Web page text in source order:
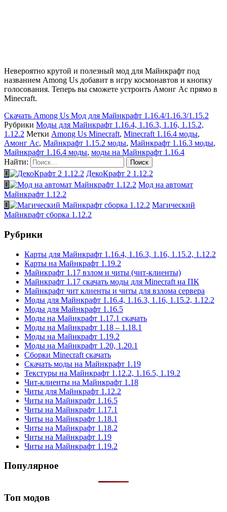
Невероятно крутой и полезный мод для Майнкрафт под
названием Among Us добавит в игру космонавтов и кнопку
голосования. Теперь вы сможете устроить Амонг Ас прямо в
Minecraft.
Скачать Among Us Мод для Майнкрафт 1.16.4/1.16.3/1.15.2
Рубрики Моды для Майнкрафт 1.16.4, 1.16.3, 1.16, 1.15.2,
1.12.2 Метки Among Us Minecraft, Minecraft 1.16.4 моды,
Амонг Ас, Майнкрафт 1.15.2 моды, Майнкрафт 1.16.3 моды,
Майнкрафт 1.16.4 моды, моды на Майнкрафт 1.16.4
Найти:
ДекоКрафт 2 1.12.2
Мод на автомат
Майнкрафт 1.12.2
Магический
Майнкрафт сборка 1.12.2
Рубрики
Карты для Майнкрафт 1.16.4, 1.16.3, 1.16, 1.15.2, 1.12.2
Карты на Майнкрафт 1.19.2
Майнкрафт 1.17 взлом и читы (чит-клиенты)
Майнкрафт 1.17 скачать моды для Minecraft на ПК
Майнкрафт чит клиенты и читы для взлома сервера
Моды для Майнкрафт 1.16.4, 1.16.3, 1.16, 1.15.2, 1.12.2
Моды для Майнкрафт 1.16.5
Моды на Майнкрафт 1.17.1 скачать
Моды на Майнкрафт 1.18 – 1.18.1
Моды на Майнкрафт 1.19.2
Моды на Майнкрафт 1.20, 1.20.1
Сборки Minecraft скачать
Скачать моды на Майнкрафт 1.19
Текстуры на Майнкрафт 1.12.2, 1.16.5, 1.19.2
Чит-клиенты на Майнкрафт 1.18
Читы для Майнкрафт 1.12.2
Читы на Майнкрафт 1.16.5
Читы на Майнкрафт 1.17.1
Читы на Майнкрафт 1.18.1
Читы на Майнкрафт 1.18.2
Читы на Майнкрафт 1.19
Читы на Майнкрафт 1.19.2
Популярное
Топ модов